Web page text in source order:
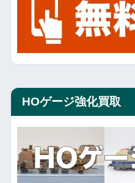
HOゲージ強化買取